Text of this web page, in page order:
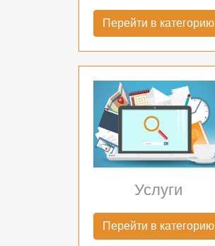
Перейти в категорию
Услуги
Перейти в категорию